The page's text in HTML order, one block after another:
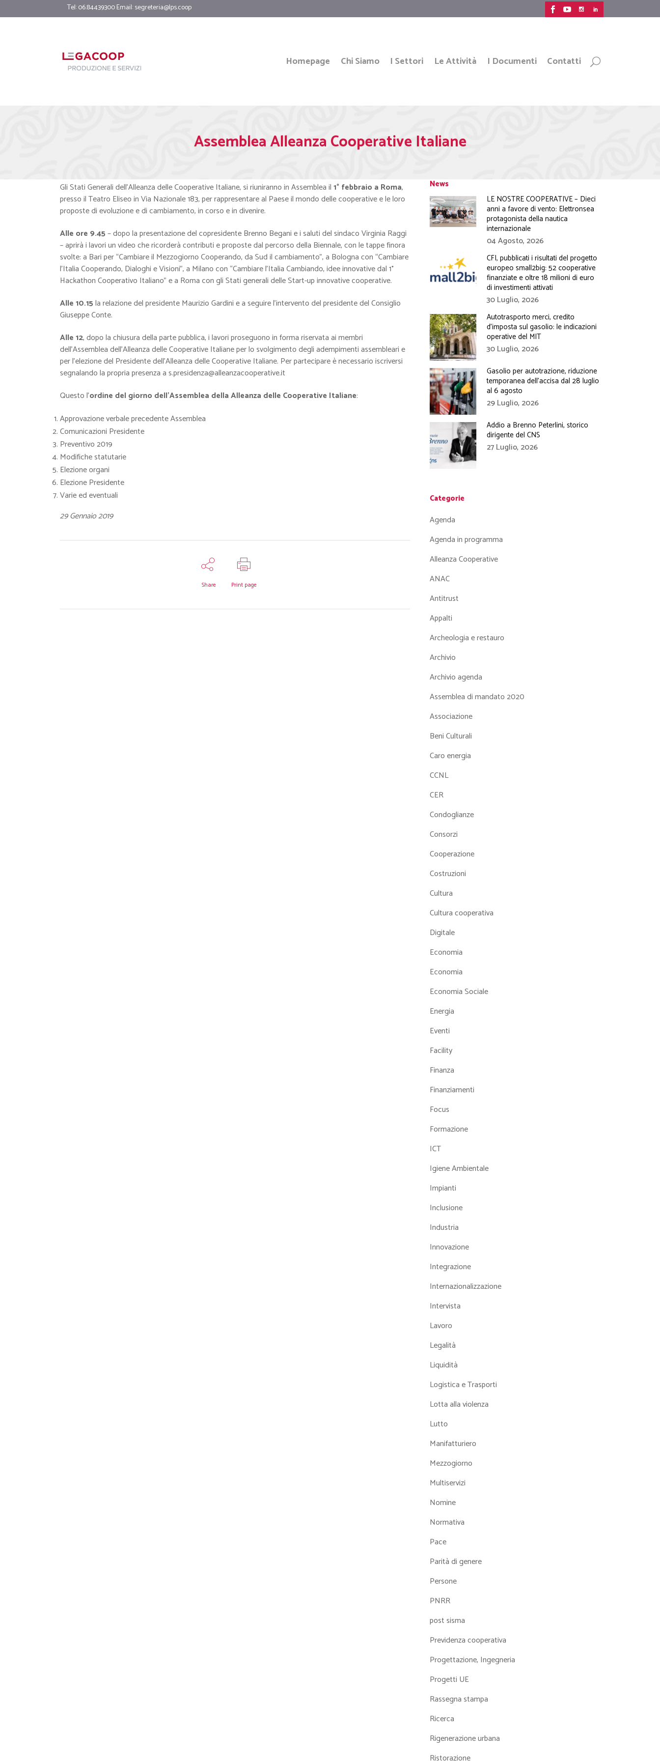
Tel: 06.84439300 Email:segreteria@lps.coop
Homepage Chi Siamo I Settori Le Attività I Documenti Contatti
Assemblea Alleanza Cooperative Italiane
Gli Stati Generali dell’Alleanza delle Cooperative Italiane, si riuniranno in Assemblea il1° febbraio a Roma,
presso il Teatro Eliseo in Via Nazionale 183, per rappresentare al Paese il mondo delle cooperative e le loro
proposte di evoluzione e di cambiamento, in corso e in divenire.
Alle ore 9.45– dopo la presentazione del copresidente Brenno Begani e i saluti del sindaco Virginia Raggi
– aprirà i lavori un video che ricorderà contributi e proposte dal percorso della Biennale, con le tappe finora
svolte: a Bari per “Cambiare il Mezzogiorno Cooperando, da Sud il cambiamento”, a Bologna con “Cambiare
l’Italia Cooperando, Dialoghi e Visioni”, a Milano con “Cambiare l’Italia Cambiando, idee innovative dal 1°
Hackathon Cooperativo Italiano” e a Roma con gli Stati generali delle Start-up innovative cooperative.
Alle 10.15la relazione del presidente Maurizio Gardini e a seguire l’intervento del presidente del Consiglio
Giuseppe Conte.
Alle 12, dopo la chiusura della parte pubblica, i lavori proseguono in forma riservata ai membri
dell’Assemblea dell’Alleanza delle Cooperative Italiane per lo svolgimento degli adempimenti assembleari e
per l’elezione del Presidente dell’Alleanza delle Cooperative Italiane. Per partecipare è necessario iscriversi
segnalando la propria presenza a s.presidenza@alleanzacooperative.it
Questo l’ordine del giorno dell’Assemblea della Alleanza delle Cooperative Italiane:
Approvazione verbale precedente Assemblea
Comunicazioni Presidente
Preventivo 2019
Modifiche statutarie
Elezione organi
Elezione Presidente
Varie ed eventuali
29 Gennaio 2019
Share Print page
News
LE NOSTRE COOPERATIVE – Dieci
anni a favore di vento: Elettronsea
protagonista della nautica
internazionale
04 Agosto, 2026
CFI, pubblicati i risultati del progetto
europeo small2big: 52 cooperative
finanziate e oltre 18 milioni di euro
di investimenti attivati
30 Luglio, 2026
Autotrasporto merci, credito
d’imposta sul gasolio: le indicazioni
operative del MIT
30 Luglio, 2026
Gasolio per autotrazione, riduzione
temporanea dell’accisa dal 28 luglio
al 6 agosto
29 Luglio, 2026
Addio a Brenno Peterlini, storico
dirigente del CNS
27 Luglio, 2026
Categorie
Agenda
Agenda in programma
Alleanza Cooperative
ANAC
Antitrust
Appalti
Archeologia e restauro
Archivio
Archivio agenda
Assemblea di mandato 2020
Associazione
Beni Culturali
Caro energia
CCNL
CER
Condoglianze
Consorzi
Cooperazione
Costruzioni
Cultura
Cultura cooperativa
Digitale
Economia
Economia
Economia Sociale
Energia
Eventi
Facility
Finanza
Finanziamenti
Focus
Formazione
ICT
Igiene Ambientale
Impianti
Inclusione
Industria
Innovazione
Integrazione
Internazionalizzazione
Intervista
Lavoro
Legalità
Liquidità
Logistica e Trasporti
Lotta alla violenza
Lutto
Manifatturiero
Mezzogiorno
Multiservizi
Nomine
Normativa
Pace
Parità di genere
Persone
PNRR
post sisma
Previdenza cooperativa
Progettazione, Ingegneria
Progetti UE
Rassegna stampa
Ricerca
Rigenerazione urbana
Ristorazione